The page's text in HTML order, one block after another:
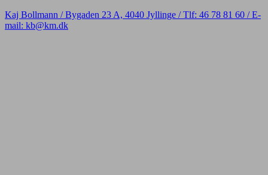
Kaj Bollmann / Bygaden 23 A, 4040 Jyllinge / Tlf: 46 78 81 60 / E-
mail: kb@km.dk